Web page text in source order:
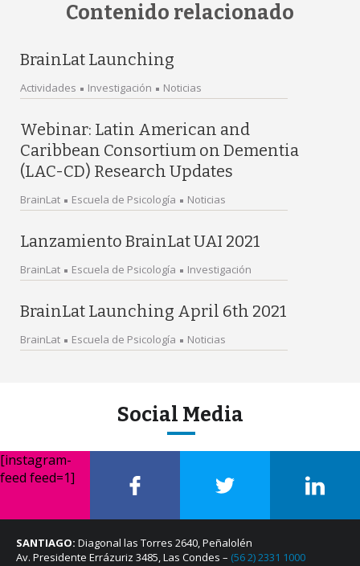
Contenido relacionado
BrainLat Launching
Actividades Investigación Noticias
Webinar: Latin American and
Caribbean Consortium on Dementia
(LAC-CD) Research Updates
BrainLat Escuela de Psicología Noticias
Lanzamiento BrainLat UAI 2021
BrainLat Escuela de Psicología Investigación
BrainLat Launching April 6th 2021
BrainLat Escuela de Psicología Noticias
Social Media
[instagram-
feed feed=1]
SANTIAGO: Diagonal las Torres 2640, Peñalolén
Av. Presidente Errázuriz 3485, Las Condes – (56 2) 2331 1000